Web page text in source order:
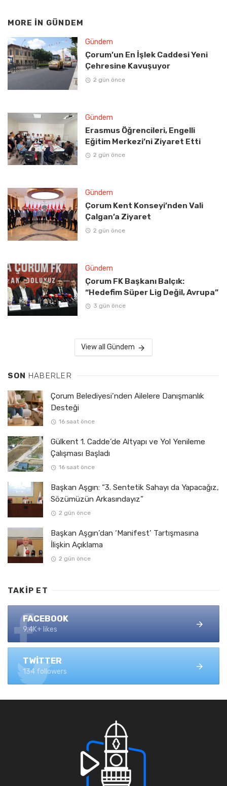
MORE IN GÜNDEM
Gündem
Çorum’un En İşlek Caddesi Yeni
Çehresine Kavuşuyor
2 gün önce
Gündem
Erasmus Öğrencileri, Engelli
Eğitim Merkezi’ni Ziyaret Etti
2 gün önce
Gündem
Çorum Kent Konseyi’nden Vali
Çalgan’a Ziyaret
2 gün önce
Gündem
Çorum FK Başkanı Balçık:
“Hedefim Süper Lig Değil, Avrupa”
3 gün önce
View all Gündem
SON HABERLER
Çorum Belediyesi’nden Ailelere Danışmanlık
Desteği
16 saat önce
Gülkent 1. Cadde’de Altyapı ve Yol Yenileme
Çalışması Başladı
16 saat önce
Başkan Aşgın: “3. Sentetik Sahayı da Yapacağız,
Sözümüzün Arkasındayız”
2 gün önce
Başkan Aşgın’dan ‘Manifest’ Tartışmasına
İlişkin Açıklama
2 gün önce
TAKIP ET
FACEBOOK
9.4K+ likes
TWITTER
134 followers